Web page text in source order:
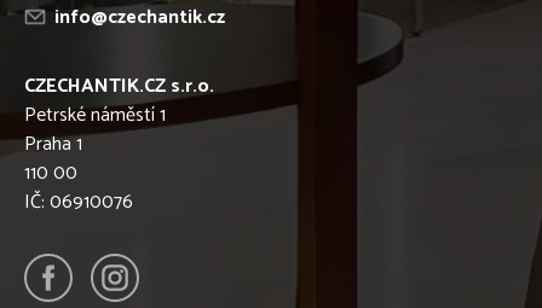
info@czechantik.cz
CZECHANTIK.CZ s.r.o.
Petrské náměstí 1
Praha 1
110 00
IČ: 06910076